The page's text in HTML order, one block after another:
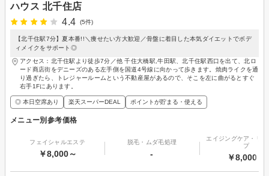
ハウス 北千住店
4.4
(5件)
【北千住駅7分】夏本番!!＼痩せたい方大歓迎／骨盤に着目した本気ダイエットでボデ
ィメイクをサポート◎
アクセス：北千住駅より徒歩7分／他 千住大橋駅,牛田駅、北千住駅西口を出て、北ロ
ード商店街をデニーズのある左手側を国道4号線に向かって歩きます。焼肉ライクを通
り過ぎたら、トレジャールームという不動産屋があるので、そこを左に曲がるとすぐ
右手1Fにあります。
◎ 本日空席あり 楽天スーパーDEAL ポイントが貯まる・使える
メニュー別参考価格
フェイシャルエステ
￥8,000～
脱毛・ムダ毛処理
-
エイジングケア・リ
プ
￥8,000～